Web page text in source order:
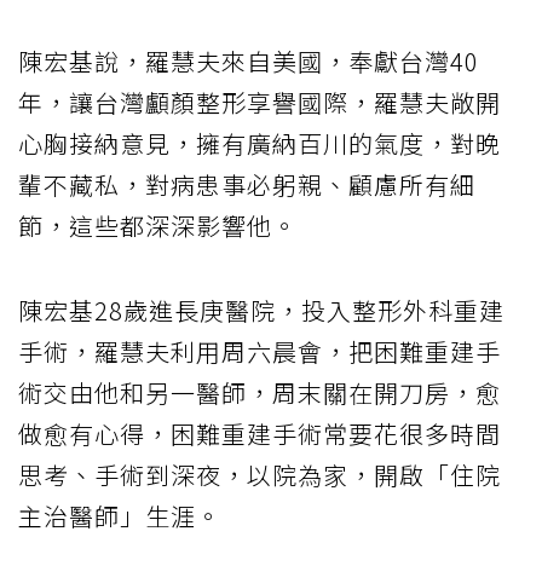
陳宏基說，羅慧夫來自美國，奉獻台灣40
年，讓台灣顱顏整形享譽國際，羅慧夫敞開
心胸接納意見，擁有廣納百川的氣度，對晚
輩不藏私，對病患事必躬親、顧慮所有細
節，這些都深深影響他。
陳宏基28歲進長庚醫院，投入整形外科重建
手術，羅慧夫利用周六晨會，把困難重建手
術交由他和另一醫師，周末關在開刀房，愈
做愈有心得，困難重建手術常要花很多時間
思考、手術到深夜，以院為家，開啟「住院
主治醫師」生涯。